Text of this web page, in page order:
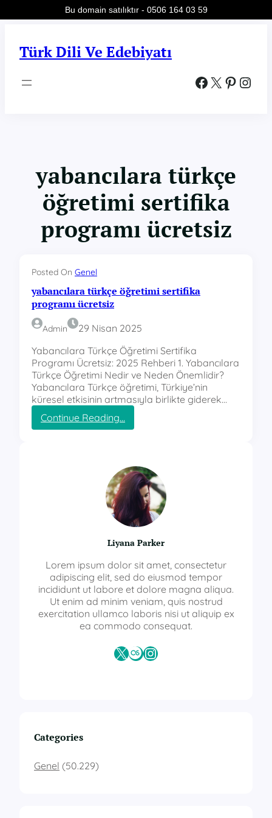
Türk Dili Ve Edebiyatı
Facebook X Pinterest Instagram
yabancılara türkçe
öğretimi sertifika
programı ücretsiz
Posted On Genel
yabancılara türkçe öğretimi sertifika
programı ücretsiz
Admin
29 Nisan 2025
Yabancılara Türkçe Öğretimi Sertifika
Programı Ücretsiz: 2025 Rehberi 1. Yabancılara
Türkçe Öğretimi Nedir ve Neden Önemlidir?
Yabancılara Türkçe öğretimi, Türkiye’nin
küresel etkisinin artmasıyla birlikte giderek…
Continue Reading…
y
a
n
c
ı
l
a
r
t
ü
r
k
ç
e
ğ
r
Liyana Parker
Lorem ipsum dolor sit amet, consectetur
adipiscing elit, sed do eiusmod tempor
incididunt ut labore et dolore magna aliqua.
Ut enim ad minim veniam, quis nostrud
exercitation ullamco laboris nisi ut aliquip ex
ea commodo consequat.
X Last.fmInstagram
Categories
Genel (50.229)
Bu domain satılıktır - 0506 164 03 59